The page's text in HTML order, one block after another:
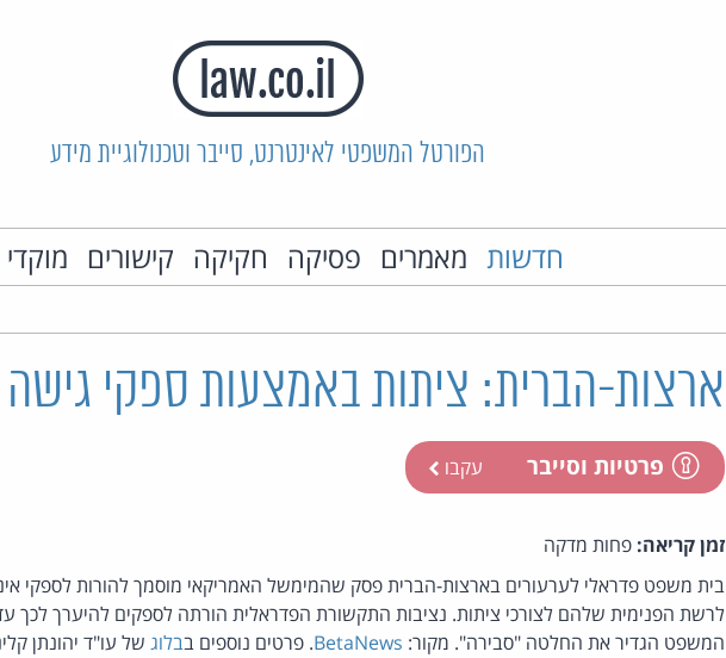
הפורטל המשפטי לאינטרנט, סייבר וטכנולוגיית מידע
חדשות מאמרים פסיקה חקיקה קישורים
ארצות-הברית: ציתות באמצעות ספקי גישה
פרטיות וסייבר עקבו
זמן קריאה: פחות מדקה
בית משפט פדראלי לערעורים בארצות-הברית פסק שהמימשל האמריקאי מוסמך להורות לספקי
המשפט הגדיר את החלטה "סבירה". מקור: BetaNews. פרטים נוספים בבלוגשל עו"ד יהונתן